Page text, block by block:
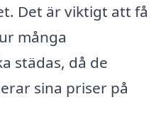
Det är viktigt att få
många
städas, då de
sina priser på